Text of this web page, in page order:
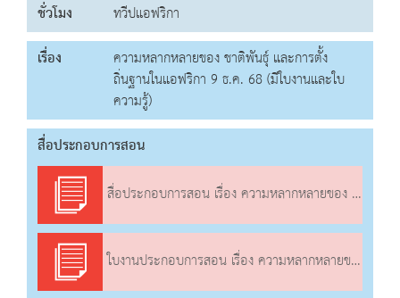
ชั่วโมง
ทวีปแอฟริกา
เรื่อง
ความหลากหลายของ ชาติพันธุ์ และการตั้ง
ถิ่นฐานในแอฟริกา 9 ธ.ค. 68 (มีใบงานและใบ
ความรู้)
สื่อประกอบการสอน
สื่อประกอบการสอน เรื่อง ความหลากหลายของ ชาติพันธุ์ และการตั้งถิ่นฐานในแอฟริกา
ใบงานประกอบการสอน เรื่อง ความหลากหลายของ ชาติพันธุ์ และการตั้งถิ่นฐานในแอฟริกา